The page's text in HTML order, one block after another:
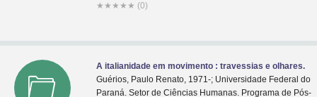
★ ★ ★ ★ ★ (0)
A italianidade em movimento : travessias e olhares.
Guérios, Paulo Renato, 1971-; Universidade Federal do
Paraná. Setor de Ciências Humanas. Programa de Pós-